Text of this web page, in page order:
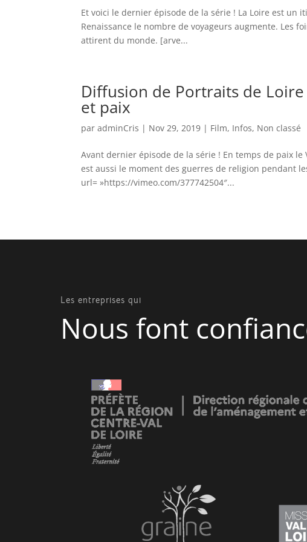
Et voici le dernier épisode de la série ! La Loire est
Renaissance le nombre de voyageurs augmente. Les
attirent du monde. [arve...
Diffusion de Portraits de
et paix
paradminCris | Nov 29, 2019 | Film, Infos, Non classé
Avant dernier épisode de la série ! En temps de paix
est aussi le moment des guerres de religion pendant
url= »https://vimeo.com/377742504″...
Les entreprises qui
Nous font